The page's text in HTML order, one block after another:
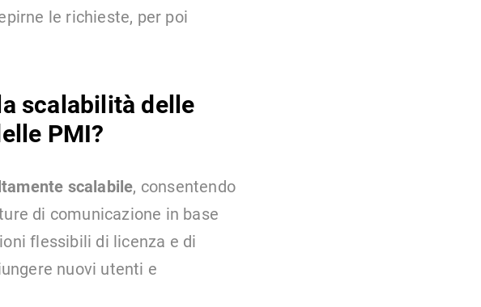
le richieste, per poi
scalabilità delle
PMI?
scalabile, consentendo
di comunicazione in base
flessibili di licenza e di
nuovi utenti e